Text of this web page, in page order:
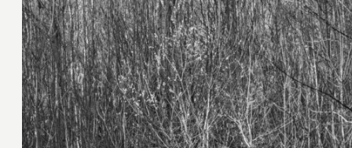
28. März 2026